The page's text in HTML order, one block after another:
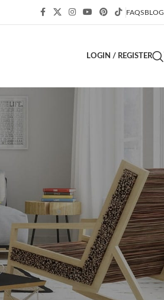
FAQSBLOG
LOGIN / REGISTER
Blog(54)
(2)
Decoration(3)
Design
Design trends(1)
Diy(2)
Furniture(1)
Gaya Hidup
(12)